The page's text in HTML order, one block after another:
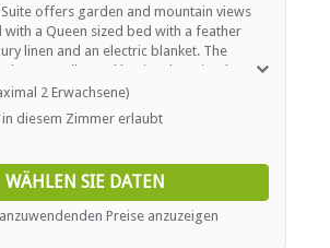
offers garden and mountain views
with a Queen sized bed with a feather
linen and an electric blanket. The
toilet and basin. There is a lounge
bar fridge, flat screen TV, Wi-Fi and
2 Erwachsene)
diesem Zimmer erlaubt
WÄHLEN SIE DATEN
Preise anzuzeigen